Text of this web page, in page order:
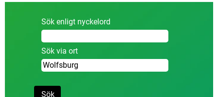
Sök enligt nyckelord
Sök via ort